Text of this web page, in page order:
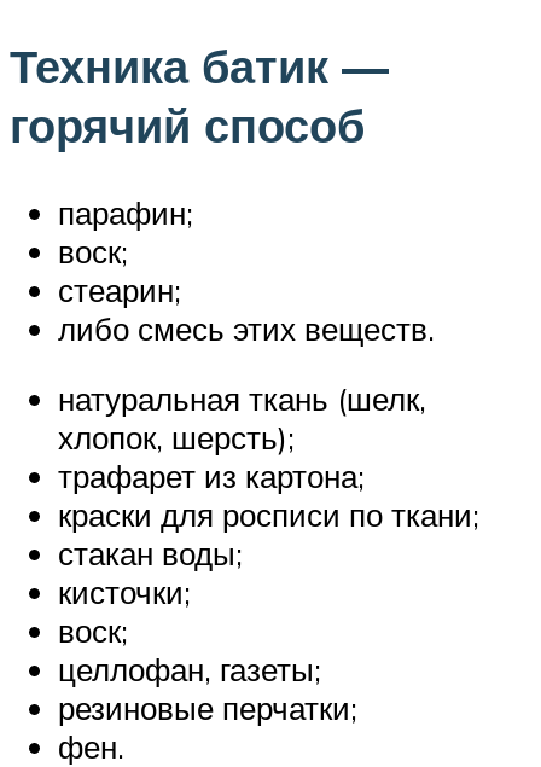
Техника батик —
горячий способ
парафин;
воск;
стеарин;
либо смесь этих веществ.
натуральная ткань (шелк,
хлопок, шерсть);
трафарет из картона;
краски для росписи по ткани;
стакан воды;
кисточки;
воск;
целлофан, газеты;
резиновые перчатки;
фен.